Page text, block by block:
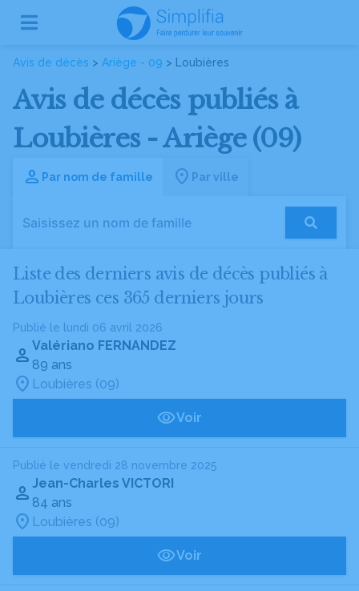
Avis de décès > Ariège - 09 > Loubières
Avis de décès publiés à
Loubières - Ariège (09)
Par nom de famille Par ville
Liste des derniers avis de décès publiés à
Loubières ces 365 derniers jours
Publié le lundi 06 avril 2026
Valériano FERNANDEZ
89 ans
Loubières (09)
Voir
Publié le vendredi 28 novembre 2025
Jean-Charles VICTORI
84 ans
Loubières (09)
Voir